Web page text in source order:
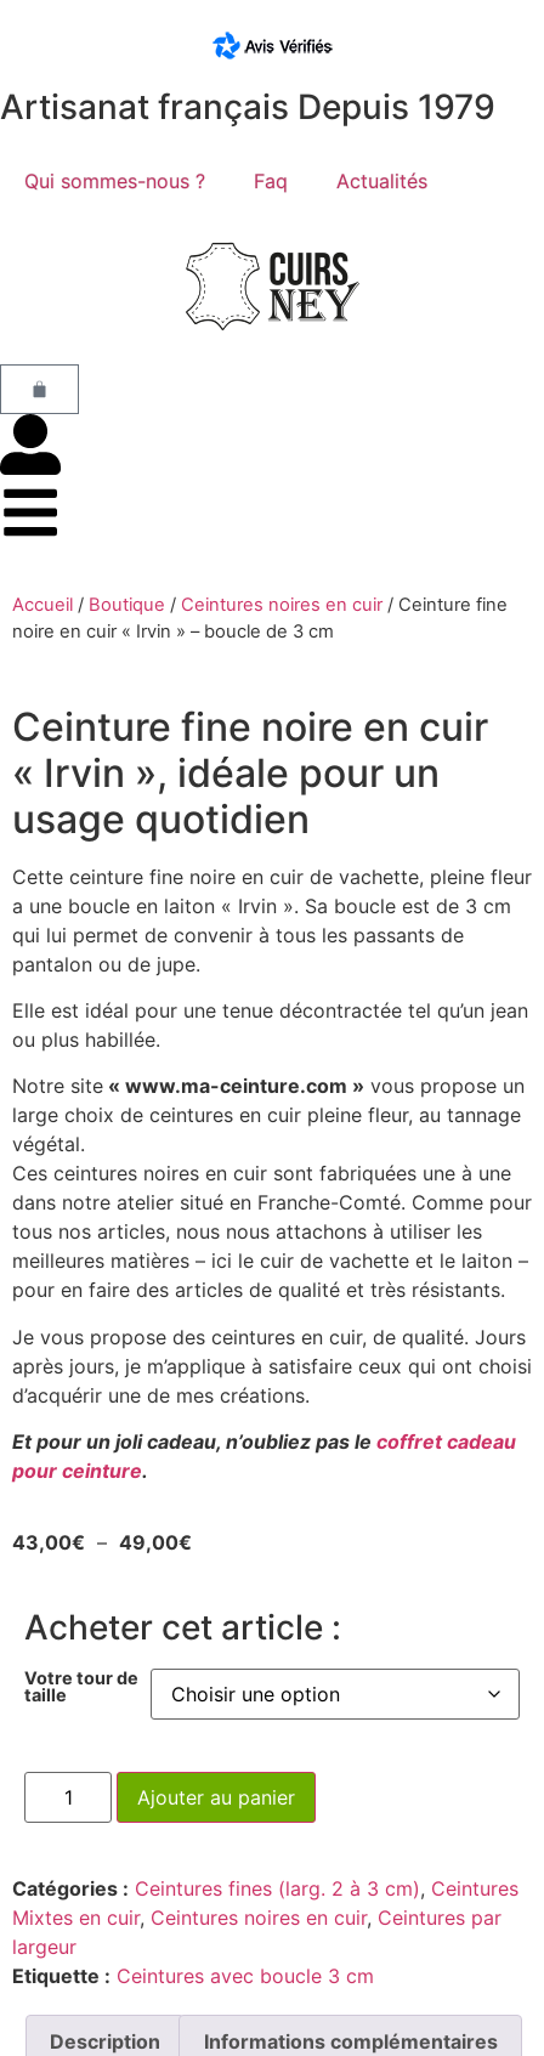
Artisanat français Depuis 1979
Qui sommes-nous ? Faq Actualités
Accueil / Boutique / Ceintures noires en cuir/ Ceinture fine
noire en cuir « Irvin » – boucle de 3 cm
Ceinture fine noire en cuir
« Irvin », idéale pour un
usage quotidien
Cette ceinture fine noire en cuir de vachette, pleine fleur
a une boucle en laiton « Irvin ». Sa boucle est de 3 cm
qui lui permet de convenir à tous les passants de
pantalon ou de jupe.
Elle est idéal pour une tenue décontractée tel qu’un jean
ou plus habillée.
Notre site « www.ma-ceinture.com » vous propose un
large choix de ceintures en cuir pleine fleur, au tannage
végétal.
Ces ceintures noires en cuir sont fabriquées une à une
dans notre atelier situé en Franche-Comté. Comme pour
tous nos articles, nous nous attachons à utiliser les
meilleures matières – ici le cuir de vachette et le laiton –
pour en faire des articles de qualité et très résistants.
Je vous propose des ceintures en cuir, de qualité. Jours
après jours, je m’applique à satisfaire ceux qui ont choisi
d’acquérir une de mes créations.
Et pour un joli cadeau, n’oubliez pas le coffret cadeau
pour ceinture.
43,00€ – 49,00€
Acheter cet article :
Votre tour de
taille
Ajouter au panier
Catégories : Ceintures fines (larg. 2 à 3 cm), Ceintures
Mixtes en cuir, Ceintures noires en cuir, Ceintures par
largeur
Etiquette : Ceintures avec boucle 3 cm
Description Informations complémentaires